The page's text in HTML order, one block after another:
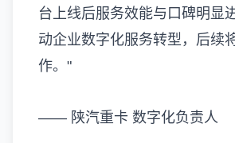
台上线后服务效能与口碑明显
动企业数字化服务转型，后续
作。"
—— 陕汽重卡 数字化负责人